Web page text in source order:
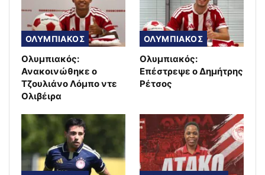
ΟΛΥΜΠΙΑΚΟΣ
Ολυμπιακός:
Ανακοινώθηκε ο
Τζουλιάνο Λόμπο ντε
Ολιβέιρα
ΟΛΥΜΠΙΑΚΟΣ
Ολυμπιακός:
Επέστρεψε ο Δημήτρης
Ρέτσος